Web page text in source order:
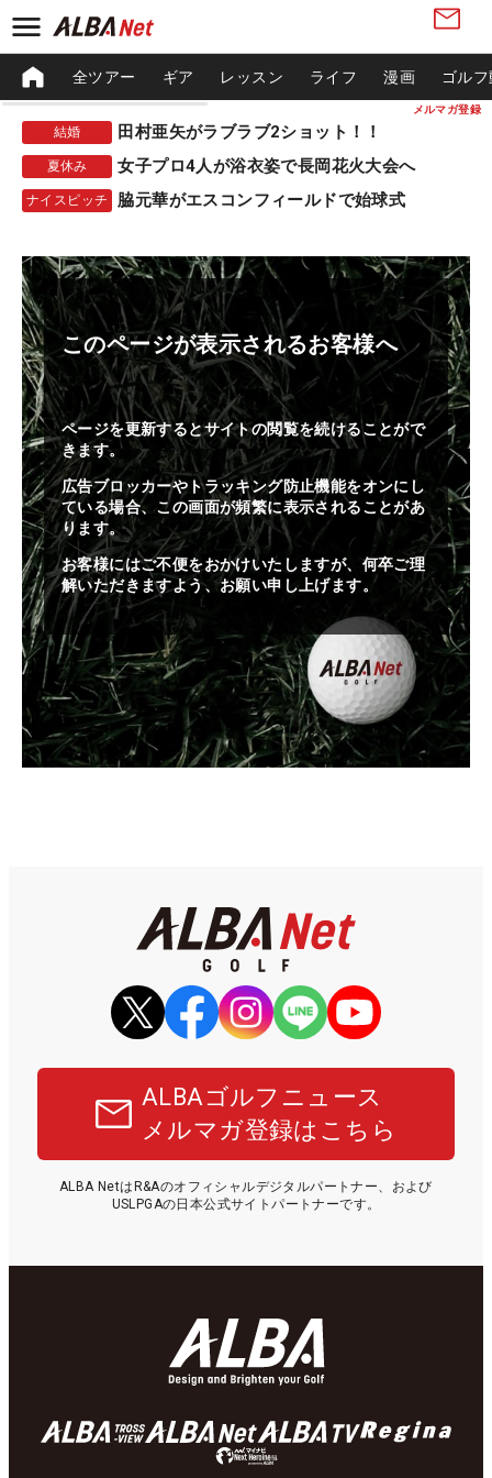
メルマガ登録
全ツアー ギア レッスン ライフ 漫画 ゴル
結婚 田村亜矢がラブラブ2ショット！！
夏休み 女子プロ4人が浴衣姿で長岡花火大会へ
ナイスピッチ 脇元華がエスコンフィールドで始球式
このページが表示されるお客様へ
ページを更新するとサイトの閲覧を続けることがで
きます。
広告ブロッカーやトラッキング防止機能をオンにし
ている場合、この画面が頻繁に表示されることがあ
ります。
お客様にはご不便をおかけいたしますが、何卒ご理
解いただきますよう、お願い申し上げます。
ALBAゴルフニュース
メルマガ登録はこちら
ALBA NetはR&Aのオフィシャルデジタルパートナー、および
USLPGAの日本公式サイトパートナーです。